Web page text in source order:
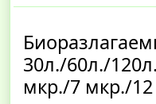
30л./60л./
мкр./7 мкр./